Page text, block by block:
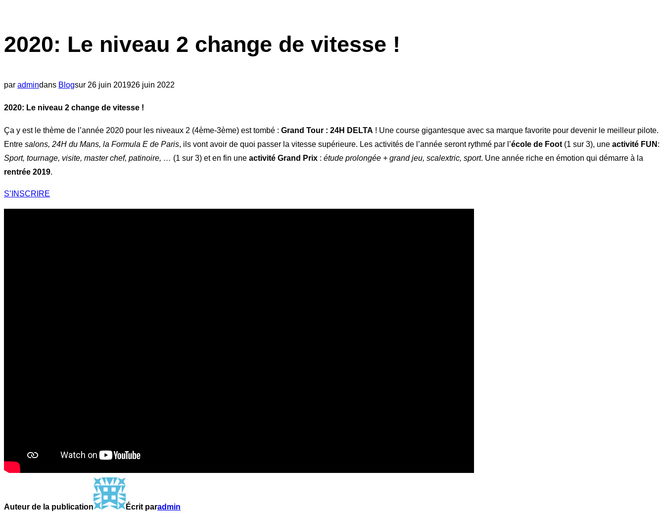
latérale
et
navigation
2020: Le niveau 2 change de vitesse !
par admindans Blogsur Publié
26 juin 201926 juin 2022
2020: Le niveau 2 change de vitesse !
Ça y est le thème de l’année 2020 pour les niveaux 2 (4ème-3ème) est tombé : Grand Tour : 24H DELTA ! Une course gigantesque avec sa marque favorite pour devenir le meilleur pilote.
Entre salons, 24H du Mans, la Formula E de Paris, ils vont avoir de quoi passer la vitesse supérieure. Les activités de l’année seront rythmé par l’école de Foot(1 sur 3), une activité FUN :
Sport, tournage, visite, master chef, patinoire, … (1 sur 3) et en fin une activité Grand Prix : étude prolongée + grand jeu, scalextric, sport. Une année riche en émotion qui démarre à la
rentrée 2019.
S’INSCRIRE
Auteur de la publication Écrit paradmin